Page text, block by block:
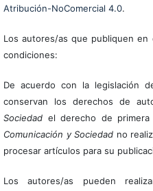
Atribución-NoComercial 4.0.
Los autores/as que publiquen
condiciones:
De acuerdo con la legislación
conservan los derechos de
Sociedadel derecho de primera
Comunicación y Sociedad no
procesar artículos para su
Los autores/as pueden